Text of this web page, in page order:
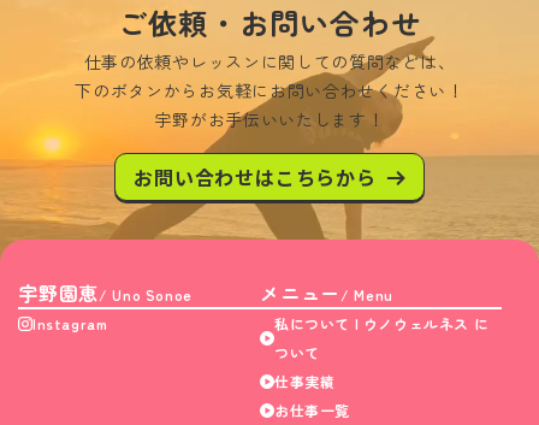
ご依頼・お問い合わせ
仕事の依頼やレッスンに関しての質問などは、
下のボタンからお気軽にお問い合わせください！
宇野がお手伝いいたします！
お問い合わせはこちらから
宇野園恵/ Uno Sonoe
Instagram
メニュー / Menu
私について | ウノウェルネス に
ついて
仕事実績
お仕事一覧